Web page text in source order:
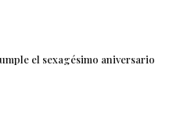
el sexagésimo aniversario